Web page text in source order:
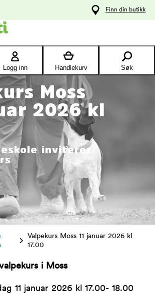
Finn din butikk
Logg inn Handlekurv Søk
Moss
2026 kl
inviterer
Valpekurs Moss 11 januar 2026 kl
17.00
i Moss
11 januar 2026 kl 17.00- 18.00